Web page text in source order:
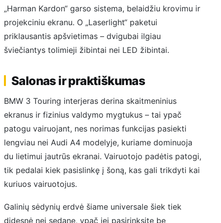
„Harman Kardon“ garso sistema, belaidžiu krovimu ir
projekciniu ekranu. O „Laserlight“ paketui
priklausantis apšvietimas – dvigubai ilgiau
šviečiantys tolimieji žibintai nei LED žibintai.
Salonas ir praktiškumas
BMW 3 Touring interjeras derina skaitmeninius
ekranus ir fizinius valdymo mygtukus – tai ypač
patogu vairuojant, nes norimas funkcijas pasiekti
lengviau nei Audi A4 modelyje, kuriame dominuoja
du lietimui jautrūs ekranai. Vairuotojo padėtis patogi,
tik pedalai kiek pasislinkę į šoną, kas gali trikdyti kai
kuriuos vairuotojus.
Galinių sėdynių erdvė šiame universale šiek tiek
didesnė nei sedane, ypač jei pasirinksite be